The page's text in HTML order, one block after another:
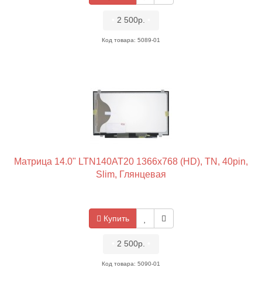
2 500р.
Код товара: 5089-01
Матрица 14.0" LTN140AT20 1366x768 (HD), TN, 40pin,
Slim, Глянцевая
Купить
2 500р.
Код товара: 5090-01